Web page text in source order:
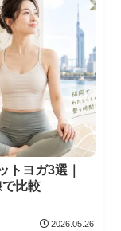
トヨガ3選｜
比較
2026.05.26